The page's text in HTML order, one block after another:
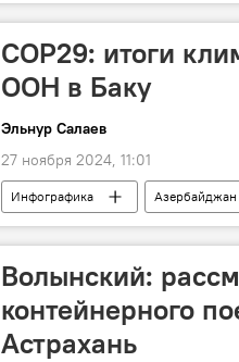
Армения
Демократизация
COP29: итоги
ООН в Баку
Эльнур Салаев
27 ноября 2024, 11:01
Инфографика Азербайджан
29-я Конференция сторон
Волынский:
контейнерного
Астрахань